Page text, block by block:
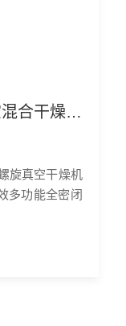
单锥螺旋真空干燥机-螺带真空混合干燥机OMDZ系列
旋真空干燥机
多功能全密闭
、农药、食
闭的连续操